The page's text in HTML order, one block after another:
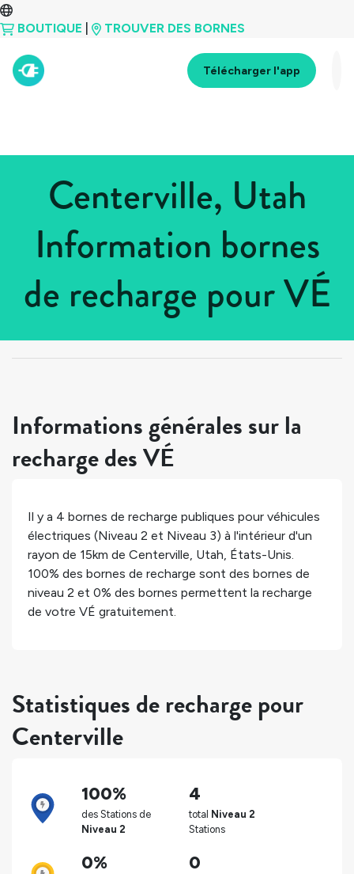
BOUTIQUE TROUVER DES BORNES
Télécharger l'app
Centerville, Utah
Information bornes
de recharge pour VÉ
États-Unis > Utah
Informations générales sur la
recharge des VÉ
Il y a 4 bornes de recharge publiques pour véhicules
électriques (Niveau 2 et Niveau 3) à l'intérieur d'un
rayon de 15km de Centerville, Utah, États-Unis.
100% des bornes de recharge sont des bornes de
niveau 2 et 0% des bornes permettent la recharge
de votre VÉ gratuitement.
Statistiques de recharge pour
Centerville
100%
des Stations de
Niveau 2
4
total Niveau 2
Stations
0% 0